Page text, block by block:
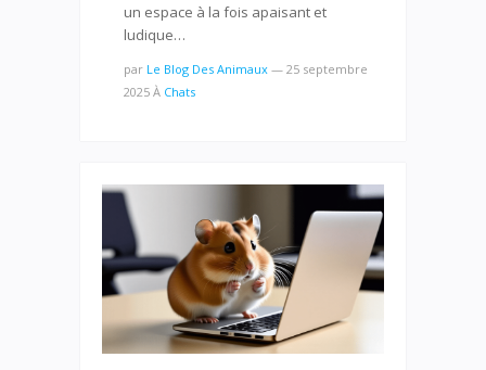
un espace à la fois apaisant et
ludique…
par Le Blog Des Animaux — 25 septembre
2025 À Chats